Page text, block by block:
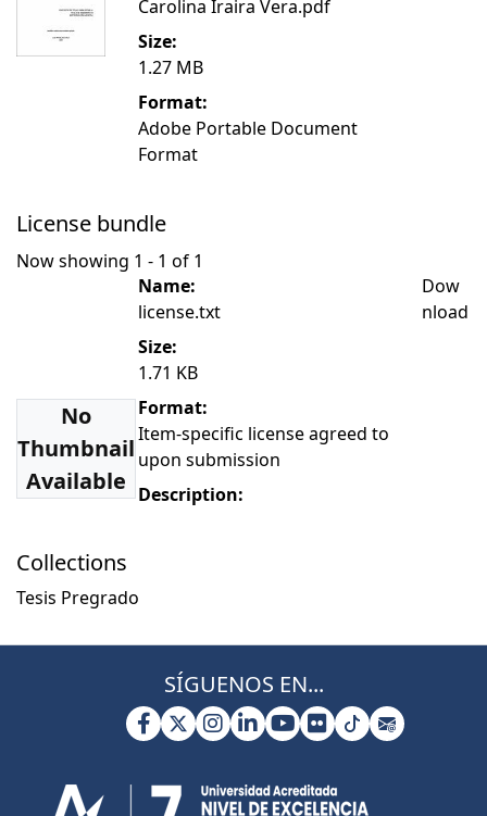
Carolina Iraira Vera.pdf
Size:
1.27 MB
Format:
Adobe Portable Document
Format
License bundle
Now showing 1 - 1 of 1
No
Thumbnail
Available
Name:
license.txt
Size:
1.71 KB
Format:
Item-specific license agreed to
upon submission
Description:
Dow
nload
Collections
Tesis Pregrado
SÍGUENOS EN...